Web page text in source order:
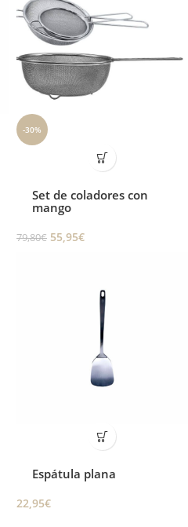
-30%
Set de coladores con
mango
79,80€ 55,95€
Espátula plana
22,95€